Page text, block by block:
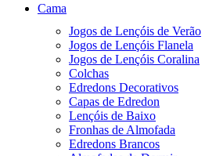
Cama
Jogos de Lençóis de Verão
Jogos de Lençóis Flanela
Jogos de Lençóis Coralina
Colchas
Edredons Decorativos
Capas de Edredon
Lençóis de Baixo
Fronhas de Almofada
Edredons Brancos